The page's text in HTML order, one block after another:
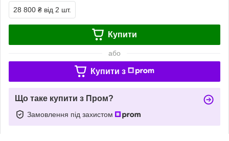
28 800 ₴ від 2 шт.
Купити
або
Купити з
Що таке купити з Пром?
Замовлення під захистом